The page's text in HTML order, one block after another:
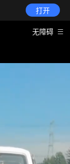
打开
无障碍